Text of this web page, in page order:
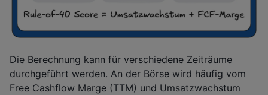
Die Berechnung kann für verschiedene Zeiträume
durchgeführt werden. An der Börse wird häufig vom
Free Cashflow Marge (TTM) und Umsatzwachstum